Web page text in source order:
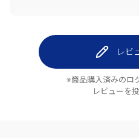
レビ
※商品購入済みのロ
レビューを